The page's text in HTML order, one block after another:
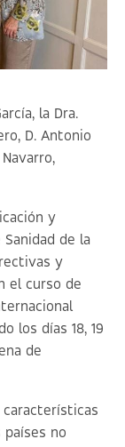
la Dra.
D. Antonio
y
de la
y
el curso de
los días 18, 19
de
características
países no